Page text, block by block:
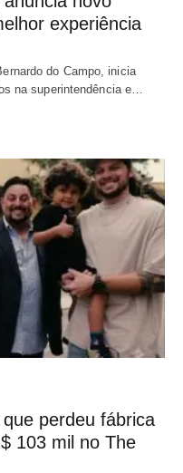
experiência
do Campo, inicia
na superintendência e…
perdeu fábrica
103 mil no The